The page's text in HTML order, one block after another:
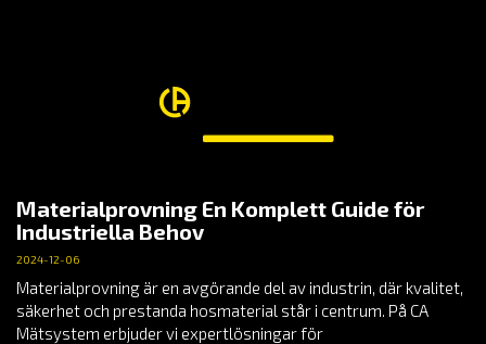
Materialprovning En Komplett Guide för
Industriella Behov
2024-12-06
Materialprovning är en avgörande del av industrin, där kvalitet,
säkerhet och prestanda hosmaterial står i centrum. På CA
Mätsystem erbjuder vi expertlösningar för